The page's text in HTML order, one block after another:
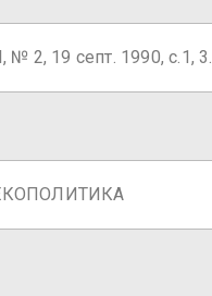
№ 2, 19 септ. 1990, с.1, 3.